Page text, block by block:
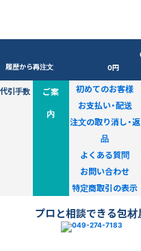
履歴から再注文
0円
引手数
ご案
内
初めてのお客様
お支払い・配送
注文の取り消し・返
品
よくある質問
お問い合わせ
特定商取引の表示
プロと相談できる包材